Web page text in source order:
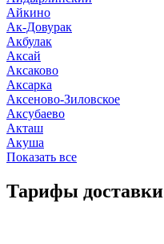
Айкино
Ак-Довурак
Акбулак
Аксай
Аксаково
Аксарка
Аксеново-Зиловское
Аксубаево
Акташ
Акуша
Показать все
Тарифы доставки